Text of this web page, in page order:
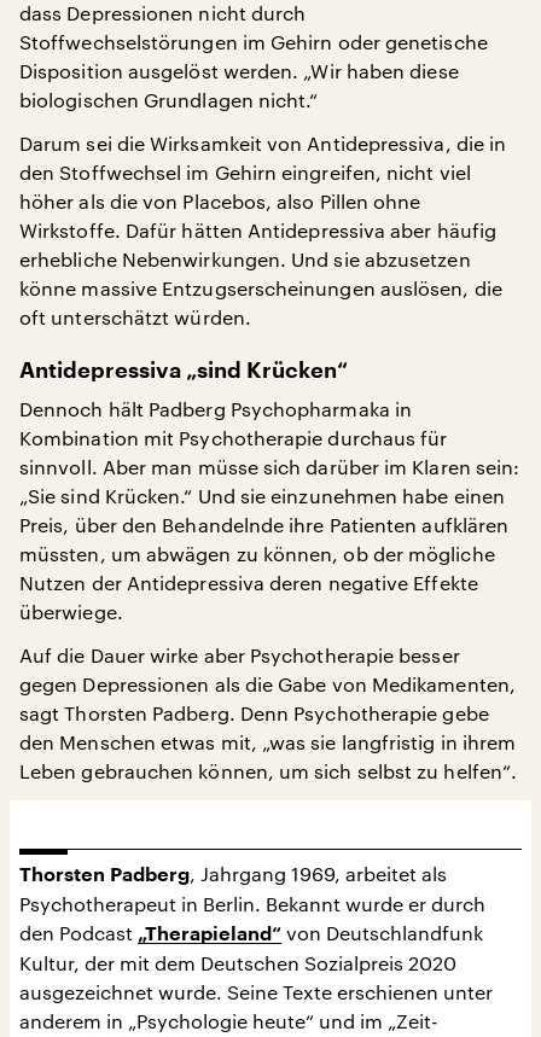
dass Depressionen nicht durch
Stoffwechselstörungen im Gehirn oder genetische
Disposition ausgelöst werden. „Wir haben diese
biologischen Grundlagen nicht.“
Darum sei die Wirksamkeit von Antidepressiva, die in
den Stoffwechsel im Gehirn eingreifen, nicht viel
höher als die von Placebos, also Pillen ohne
Wirkstoffe. Dafür hätten Antidepressiva aber häufig
erhebliche Nebenwirkungen. Und sie abzusetzen
könne massive Entzugserscheinungen auslösen, die
oft unterschätzt würden.
Antidepressiva „sind Krücken“
Dennoch hält Padberg Psychopharmaka in
Kombination mit Psychotherapie durchaus für
sinnvoll. Aber man müsse sich darüber im Klaren sein:
„Sie sind Krücken.“ Und sie einzunehmen habe einen
Preis, über den Behandelnde ihre Patienten aufklären
müssten, um abwägen zu können, ob der mögliche
Nutzen der Antidepressiva deren negative Effekte
überwiege.
Auf die Dauer wirke aber Psychotherapie besser
gegen Depressionen als die Gabe von Medikamenten,
sagt Thorsten Padberg. Denn Psychotherapie gebe
den Menschen etwas mit, „was sie langfristig in ihrem
Leben gebrauchen können, um sich selbst zu helfen“.
Thorsten Padberg, Jahrgang 1969, arbeitet als
Psychotherapeut in Berlin. Bekannt wurde er durch
den Podcast „Therapieland“ von Deutschlandfunk
Kultur, der mit dem Deutschen Sozialpreis 2020
ausgezeichnet wurde. Seine Texte erschienen unter
anderem in „Psychologie heute“ und im „Zeit-